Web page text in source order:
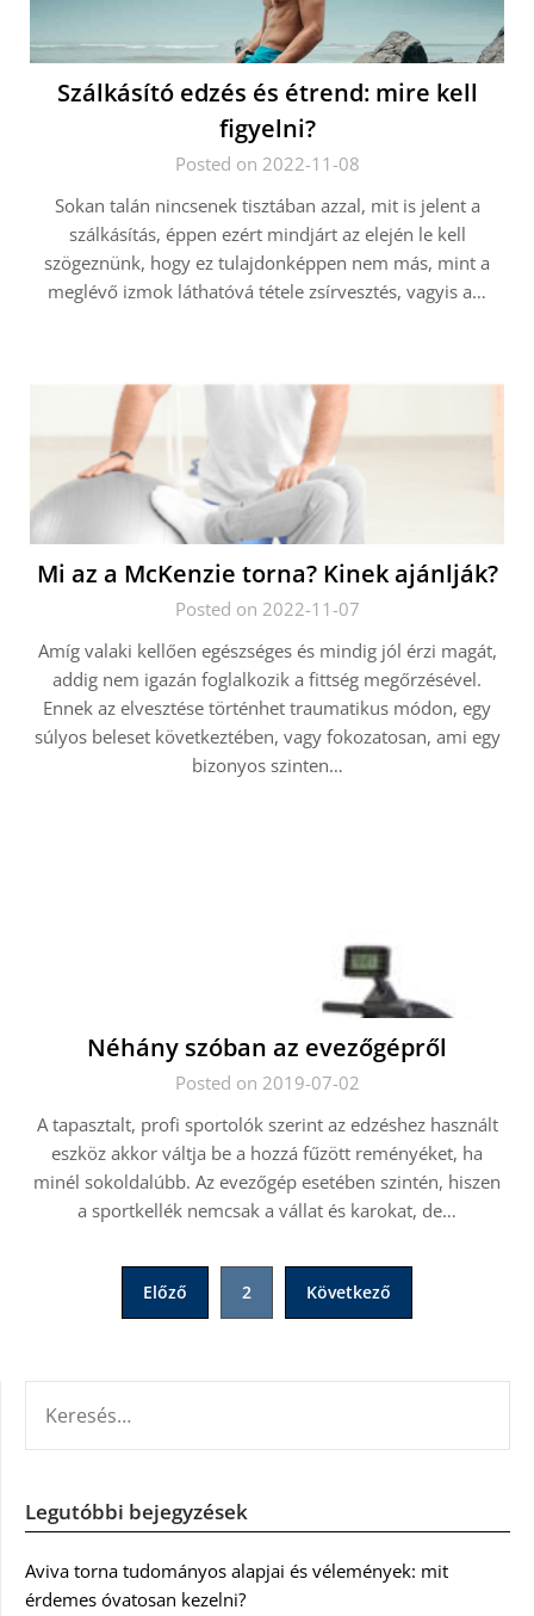
Szálkásító edzés és étrend: mire kell
figyelni?
Posted on 2022-11-08
Sokan talán nincsenek tisztában azzal, mit is jelent a
szálkásítás, éppen ezért mindjárt az elején le kell
szögeznünk, hogy ez tulajdonképpen nem más, mint a
meglévő izmok láthatóvá tétele zsírvesztés, vagyis a…
Mi az a McKenzie torna? Kinek ajánlják?
Posted on 2022-11-07
Amíg valaki kellően egészséges és mindig jól érzi magát,
addig nem igazán foglalkozik a fittség megőrzésével.
Ennek az elvesztése történhet traumatikus módon, egy
súlyos beleset következtében, vagy fokozatosan, ami egy
bizonyos szinten…
Néhány szóban az evezőgépről
Posted on 2019-07-02
A tapasztalt, profi sportolók szerint az edzéshez használt
eszköz akkor váltja be a hozzá fűzött reményéket, ha
minél sokoldalúbb. Az evezőgép esetében szintén, hiszen
a sportkellék nemcsak a vállat és karokat, de…
BejegyzésekElőző 2 Következő
Legutóbbi bejegyzések
Aviva torna tudományos alapjai és vélemények: mit
érdemes óvatosan kezelni?